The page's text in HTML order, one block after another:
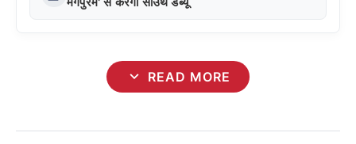
expand_more READ MORE